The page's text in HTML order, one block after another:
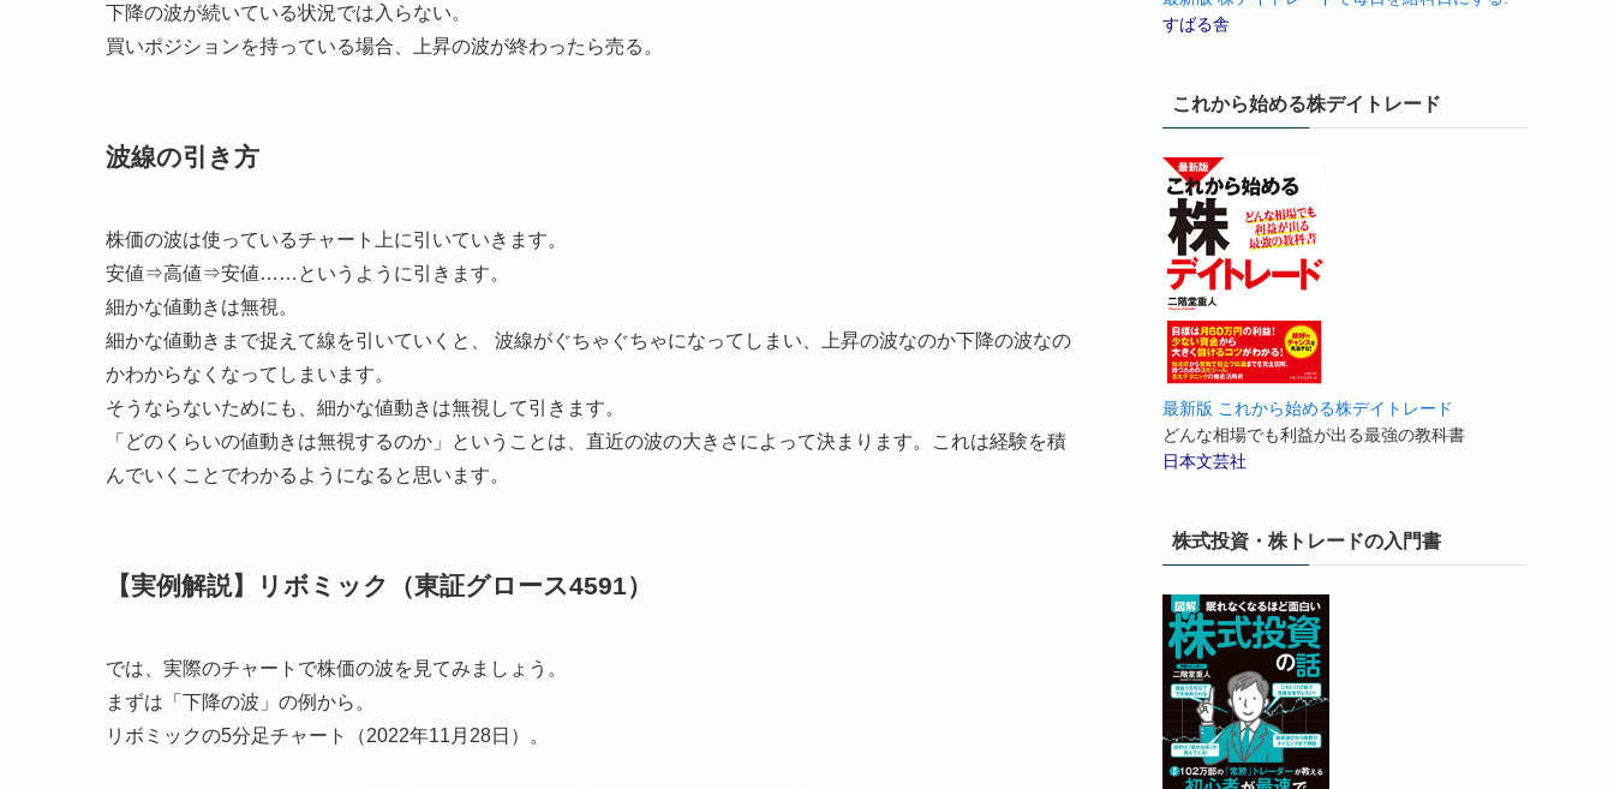
下降の波が続いている状況では入らない。
買いポジションを持っている場合、上昇の波が終わったら売る。
波線の引き方
株価の波は使っているチャート上に引いていきます。
安値⇒高値⇒安値……というように引きます。
細かな値動きは無視。
細かな値動きまで捉えて線を引いていくと、 波線がぐちゃぐちゃになってしまい、上昇の波なのか下降の波なの
かわからなくなってしまいます。
そうならないためにも、細かな値動きは無視して引きます。
「どのくらいの値動きは無視するのか」ということは、直近の波の大きさによって決まります。これは経験を積
んでいくことでわかるようになると思います。
【実例解説】リボミック（東証グロース4591）
では、実際のチャートで株価の波を見てみましょう。
まずは「下降の波」の例から。
リボミックの5分足チャート（2022年11月28日）。
すばる舎
これから始める株デイトレード
最新版 これから始める株デイトレード
どんな相場でも利益が出る最強の教科書
日本文芸社
株式投資・株トレードの入門書